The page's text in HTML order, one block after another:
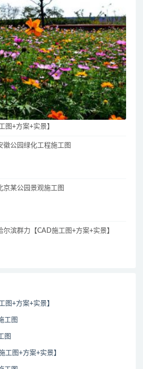
图+方案+实景】
徽公园绿化工程施工图
京某公园景观施工图
尔滨群力【CAD施工图+方案+实景】
图+方案+实景】
工图
图
工图+方案+实景】